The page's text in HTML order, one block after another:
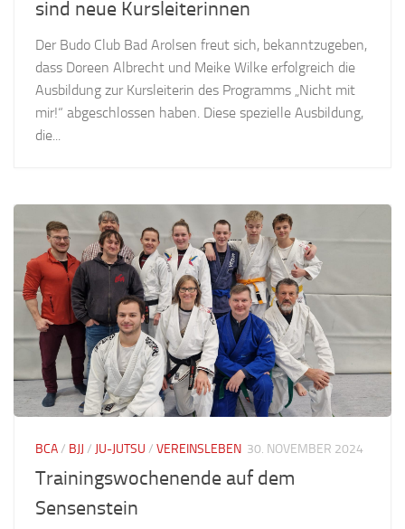
sind neue Kursleiterinnen
Der Budo Club Bad Arolsen freut sich, bekanntzugeben,
dass Doreen Albrecht und Meike Wilke erfolgreich die
Ausbildung zur Kursleiterin des Programms „Nicht mit
mir!“ abgeschlossen haben. Diese spezielle Ausbildung,
die...
BCA/ BJJ / JU-JUTSU / VEREINSLEBEN 30. NOVEMBER 2024
Trainingswochenende auf dem
Sensenstein